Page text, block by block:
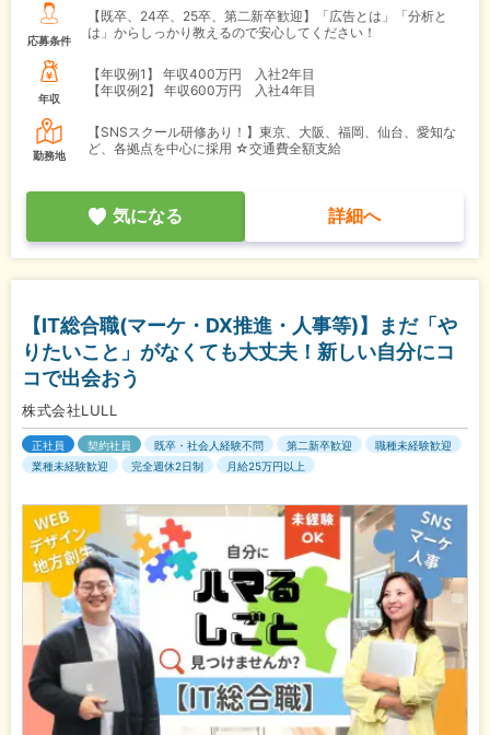
応募条件
【既卒、24卒、25卒、第二新卒歓迎】「広告とは」「分析と
は」からしっかり教えるので安心してください！
年収
【年収例1】
年収400万円 入社2年目
【年収例2】
年収600万円 入社4年目
勤務地
【SNSスクール研修あり！】東京、大阪、福岡、仙台、愛知な
ど、各拠点を中心に採用 ☆交通費全額支給
気になる 詳細へ
【IT総合職(マーケ・DX推進・人事等)】まだ「や
りたいこと」がなくても大丈夫！新しい自分にコ
コで出会おう
株式会社LULL
正社員 契約社員 既卒・社会人経験不問 第二新卒歓迎
職種未経験歓迎
業種未経験歓迎
完全週休2日制 月給25万円以上